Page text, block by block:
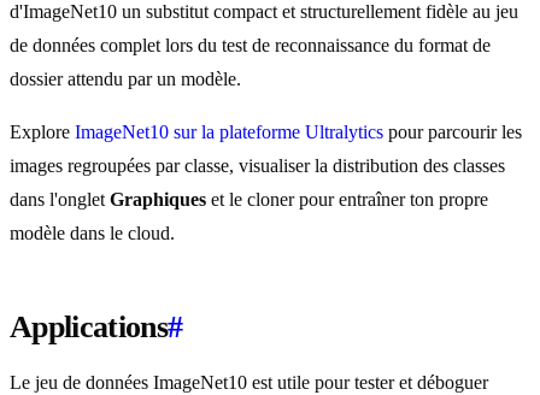
d'ImageNet10 un substitut compact et structurellement fidèle au jeu
de données complet lors du test de reconnaissance du format de
dossier attendu par un modèle.
Explore ImageNet10 sur la plateforme Ultralytics pour parcourir les
images regroupées par classe, visualiser la distribution des classes
dans l'onglet Graphiques et le cloner pour entraîner ton propre
modèle dans le cloud.
Applications#
Le jeu de données ImageNet10 est utile pour tester et déboguer